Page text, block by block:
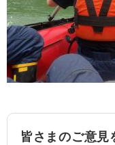
皆さまのご意見